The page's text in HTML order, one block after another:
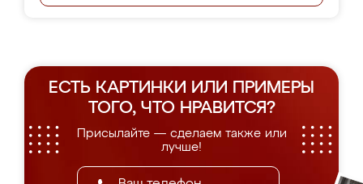
ЕСТЬ КАРТИНКИ ИЛИ ПРИМЕРЫ
ТОГО, ЧТО НРАВИТСЯ?
Присылайте — сделаем также или
лучше!